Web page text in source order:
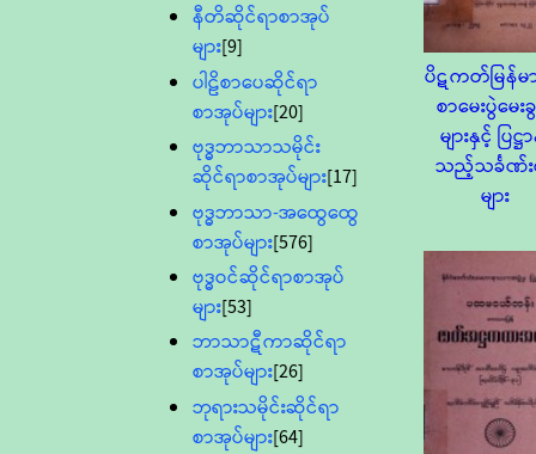
နီတိဆိုင်ရာစာအုပ်
များ[9]
ပါဠိစာပေဆိုင်ရာ
စာအုပ်များ[20]
ဗုဒ္ဓဘာသာသမိုင်း
ဆိုင်ရာစာအုပ်များ[17]
ဗုဒ္ဓဘာသာ-အထွေထွေ
စာအုပ်များ[576]
ဗုဒ္ဓဝင်ဆိုင်ရာစာအုပ်
များ[53]
ဘာသာဋီကာဆိုင်ရာ
စာအုပ်များ[26]
ဘုရားသမိုင်းဆိုင်ရာ
စာအုပ်များ[64]
ပိဋကတ်မြန်မ
စာမေးပွဲမေး
များနှင့် ပြဋ္ဌ
သည့်သင်္ခဏ်း
များ